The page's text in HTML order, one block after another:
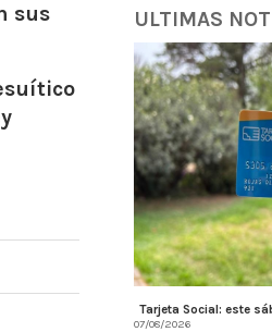
sus
ULTIMAS
Tarjeta Social: este
07/08/2026